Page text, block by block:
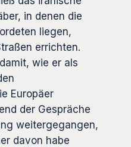
in denen die
liegen,
errichten.
wie er als
Europäer
der Gespräche
weitergegangen,
davon habe